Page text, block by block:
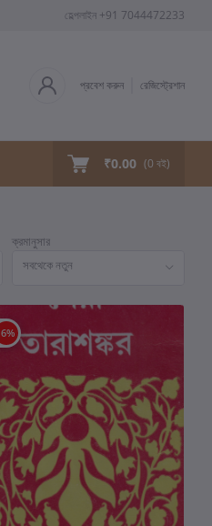
হেল্পলাইন +91 7044472233
প্রবেশ করুন রেজিস্ট্রেশান
₹0.00 (0 বই)
ক্রমানুসার
সবথেকে নতুন
6%